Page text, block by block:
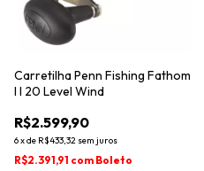
Carretilha Penn Fishing Fathom
I I 20 Level Wind
R$2.599,90
6xde R$433,32 sem juros
R$2.391,91 com Boleto